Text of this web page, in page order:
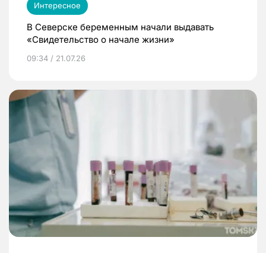
Интересное
В Северске беременным начали выдавать
«Свидетельство о начале жизни»
09:34 / 21.07.26